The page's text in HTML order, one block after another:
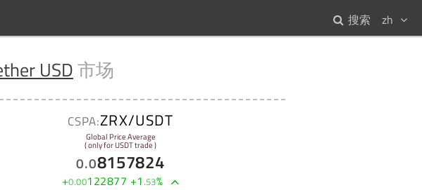
zh
搜索
USD市场
CSPA:ZRX/USDT
Global Price Average
( only for USDT trade )
0.08157824
+0.00122877 +1.53%